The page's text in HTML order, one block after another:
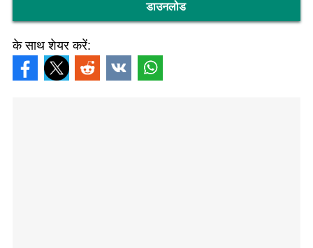
डाउनलोड
के साथ शेयर करें: